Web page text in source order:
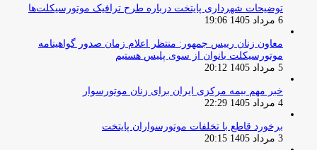
توضیحات شهرداری پایتخت درباره طرح ترافیک موتورسیکلت‌ها
6 مرداد 1405 19:06
معاون زنان رییس جمهور: منتظر اعلام زمان صدور گواهینامه
موتورسیکلت بانوان از سوی پلیس هستیم
5 مرداد 1405 20:12
خبر مهم بیمه مرکزی ایران برای زنان موتورسوار
4 مرداد 1405 22:29
برخورد قاطع با تخلفات موتورسواران پایتخت
3 مرداد 1405 20:15